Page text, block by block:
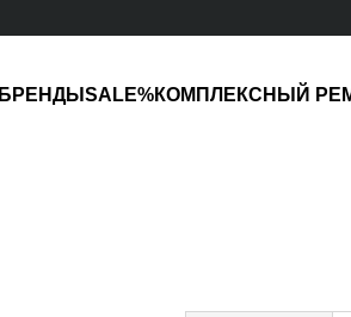
БРЕНДЫ SALE%КОМПЛЕКСНЫЙ